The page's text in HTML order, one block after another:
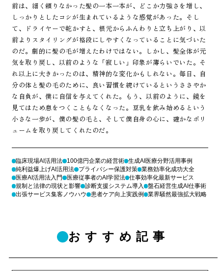
前は、細く頼りなかった髪の一本一本が、どこか力強さを増し、
しっかりとしたコシが生まれているような感覚があった。そし
て、ドライヤーで乾かすと、根元からふんわりと立ち上がり、以
前よりスタイリングが格段にしやすくなっていることに気づいた
のだ。劇的に髪の毛が増えたわけではない。しかし、髪全体が元
気を取り戻し、以前のような「寂しい」印象が薄らいでいた。そ
れ以上に大きかったのは、精神的な変化かもしれない。毎日、自
分の体と髪の毛のために、良い習慣を続けているというささやか
な自負が、僕に自信を与えてくれた。もう、以前のように、鏡を
見てはため息をつくこともなくなった。豆乳を飲み始めるという
小さな一歩が、僕の髪の毛と、そして僕自身の心に、確かなボリ
ュームを取り戻してくれたのだ。
臨床現場AI活用法 100億円企業の経営術 生成AI医療分野活用事例
純利益爆上げAI活用法 プライバシー保護対策 業務効率化成功大全
医療AI活用法入門 医療従事者のAI学習法 仕事効率化最新サービス
規制と法律の現状と影響 診断支援システム導入
盤石経営生成AI仕事術
出張サービス集客ノウハウ 患者ケア向上実践例 業界騒然最強拡大戦略
おすすめ記事